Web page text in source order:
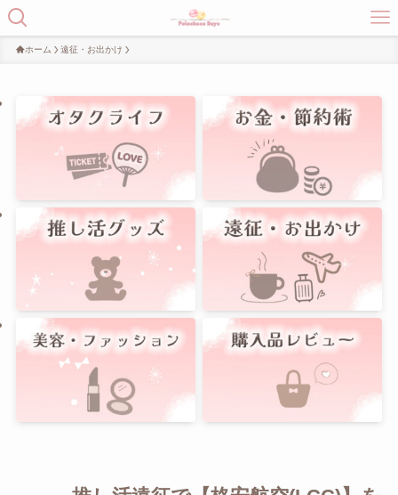
ホーム 遠征・お出かけ